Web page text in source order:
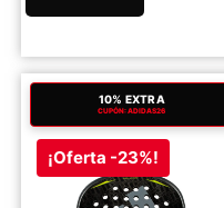
10% EXTRA
CUPÓN: ADIDAS26
¡Oferta -23%!